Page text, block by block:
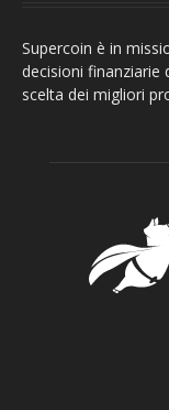
Supercoin è in
decisioni finanziarie
scelta dei migliori